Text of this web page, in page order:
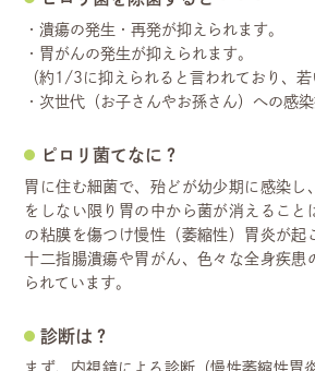
・潰瘍の発生・再発が抑えられます。
・胃がんの発生が抑えられます。
（約1/3に抑えられると言われており、若
・次世代（お子さんやお孫さん）への感
ピロリ菌てなに？
胃に住む細菌で、殆どが幼少期に感染し
をしない限り胃の中から菌が消えること
の粘膜を傷つけ慢性（萎縮性）胃炎が起
十二指腸潰瘍や胃がん、色々な全身疾患
られています。
診断は？
まず、内視鏡による診断（慢性萎縮性胃